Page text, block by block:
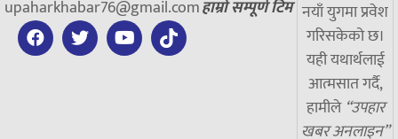
upaharkhabar76@gmail.comहाम्रो सम्पूर्ण टिम नयाँ युगमा प्रवेश
गरिसकेको छ।
यही यथार्थलाई
आत्मसात गर्दै,
हामीले “उपहार
खबर अनलाइन”